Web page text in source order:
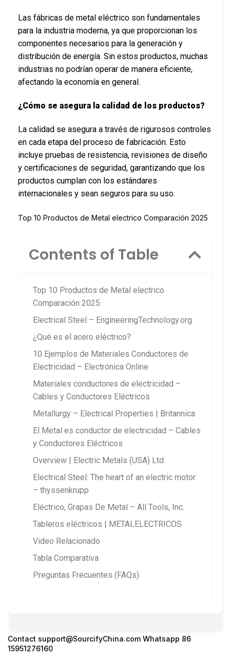
Las fábricas de metal eléctrico son fundamentales
para la industria moderna, ya que proporcionan los
componentes necesarios para la generación y
distribución de energía. Sin estos productos, muchas
industrias no podrían operar de manera eficiente,
afectando la economía en general.
¿Cómo se asegura la calidad de los productos?
La calidad se asegura a través de rigurosos controles
en cada etapa del proceso de fabricación. Esto
incluye pruebas de resistencia, revisiones de diseño
y certificaciones de seguridad, garantizando que los
productos cumplan con los estándares
internacionales y sean seguros para su uso.
Top 10 Productos de Metal electrico Comparación 2025
Contents of Table
Top 10 Productos de Metal electrico
Comparación 2025
Electrical Steel – EngineeringTechnology.org
¿Qué es el acero eléctrico?
10 Ejemplos de Materiales Conductores de
Electricidad – Electrónica Online
Materiales conductores de electricidad –
Cables y Conductores Eléctricos
Metallurgy – Electrical Properties | Britannica
El Metal es conductor de electricidad – Cables
y Conductores Eléctricos
Overview | Electric Metals (USA) Ltd.
Electrical Steel: The heart of an electric motor
– thyssenkrupp
Eléctrico, Grapas De Metal – All Tools, Inc.
Tableros eléctricos | METALELECTRICOS
Video Relacionado
Tabla Comparativa
Preguntas Frecuentes (FAQs)
Contact support@SourcifyChina.com Whatsapp 86
15951276160